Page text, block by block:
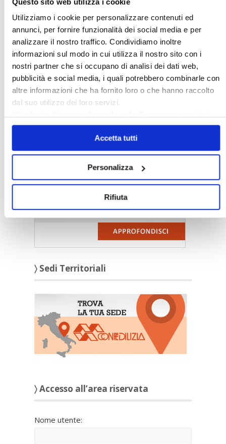
Utilizziamo i cookie per personalizzare contenuti ed
annunci, per fornire funzionalità dei social media e per
analizzare il nostro traffico. Condividiamo inoltre
informazioni sul modo in cui utilizza il nostro sito con i
nostri partner che si occupano di analisi dei dati web,
pubblicità e social media, i quali potrebbero combinarle con
altre informazioni che ha fornito loro o che hanno raccolto
dal suo utilizzo dei loro servizi.
solo i cookie necessari.
Accetta tutti
Personalizza
Rifiuta
〉 5 ragioni per aderire a Confedilizia
〉 Sedi Territoriali
〉 Accesso all’area riservata
Nome utente: